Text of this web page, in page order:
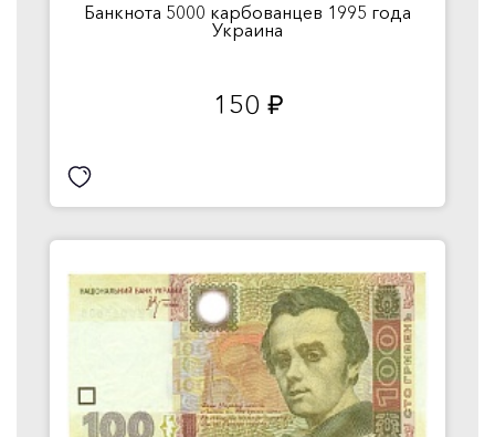
Банкнота 5000 карбованцев 1995 года
Украина
150 руб.